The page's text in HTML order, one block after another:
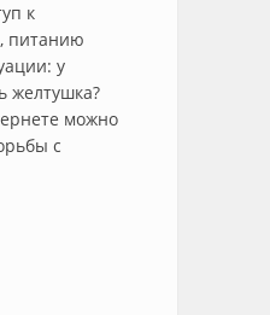
к
питанию
у
желтушка?
можно
с